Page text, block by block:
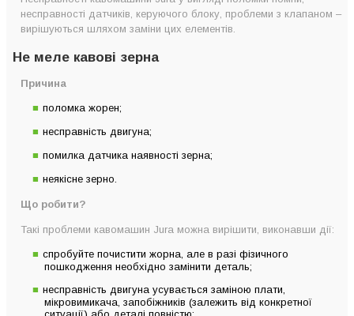
несправності датчиків, керуючого блоку, проблеми з клапаном –
вирішуються шляхом заміни цих елементів.
Не меле кавові зерна
Причина
поломка жорен;
несправність двигуна;
помилка датчика наявності зерна;
неякісне зерно.
Що робити?
Такі проблеми кавомашин Jura можна вирішити, виконавши дії:
спробуйте почистити жорна, але в разі фізичного
пошкодження необхідно замінити деталь;
несправність двигуна усувається заміною плати,
мікровимикача, запобіжників (залежить від конкретної